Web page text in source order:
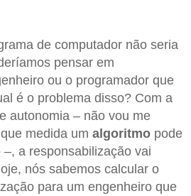
de computador não seria
pensar em
ou o programador que
é o problema disso? Com a
autonomia – não vou me
medida um algoritmo pode
a responsabilização vai
nós sabemos calcular o
para um engenheiro que